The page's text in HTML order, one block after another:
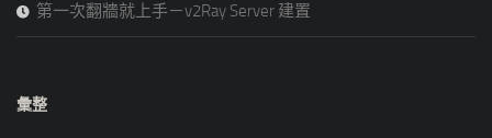
第一次翻牆就上手－v2Ray Server 建置
彙整